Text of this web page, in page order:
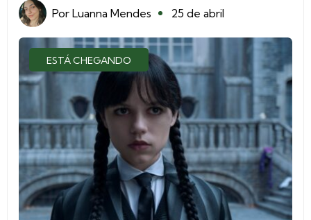
Por Luanna Mendes 25 de abril
ESTÁ CHEGANDO